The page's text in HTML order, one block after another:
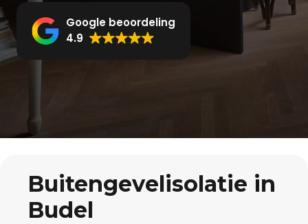
Google beoordeling
4.9
Buitengevelisolatie in
Budel